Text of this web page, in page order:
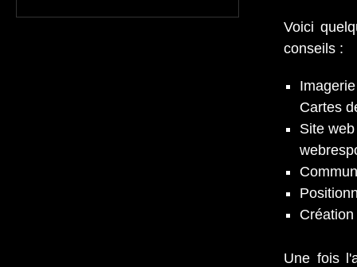
Voici
conseils :
Cartes
Site
Une fois